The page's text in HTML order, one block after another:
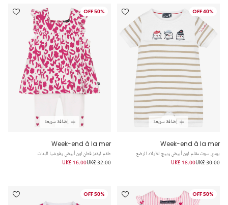
40% OFF
إضافة سريعة
Week-end à la mer
بودي سوت مقلم لون أبيض وبيج للأولاد الرضع
UK£ 30.00
UK£ 18.00
50% OFF
إضافة سريعة
Week-end à la mer
طقم ليقنز قطن لون أبيض وفوشيا للبنات
UK£ 32.00
UK£ 16.00
50% OFF
50% OFF